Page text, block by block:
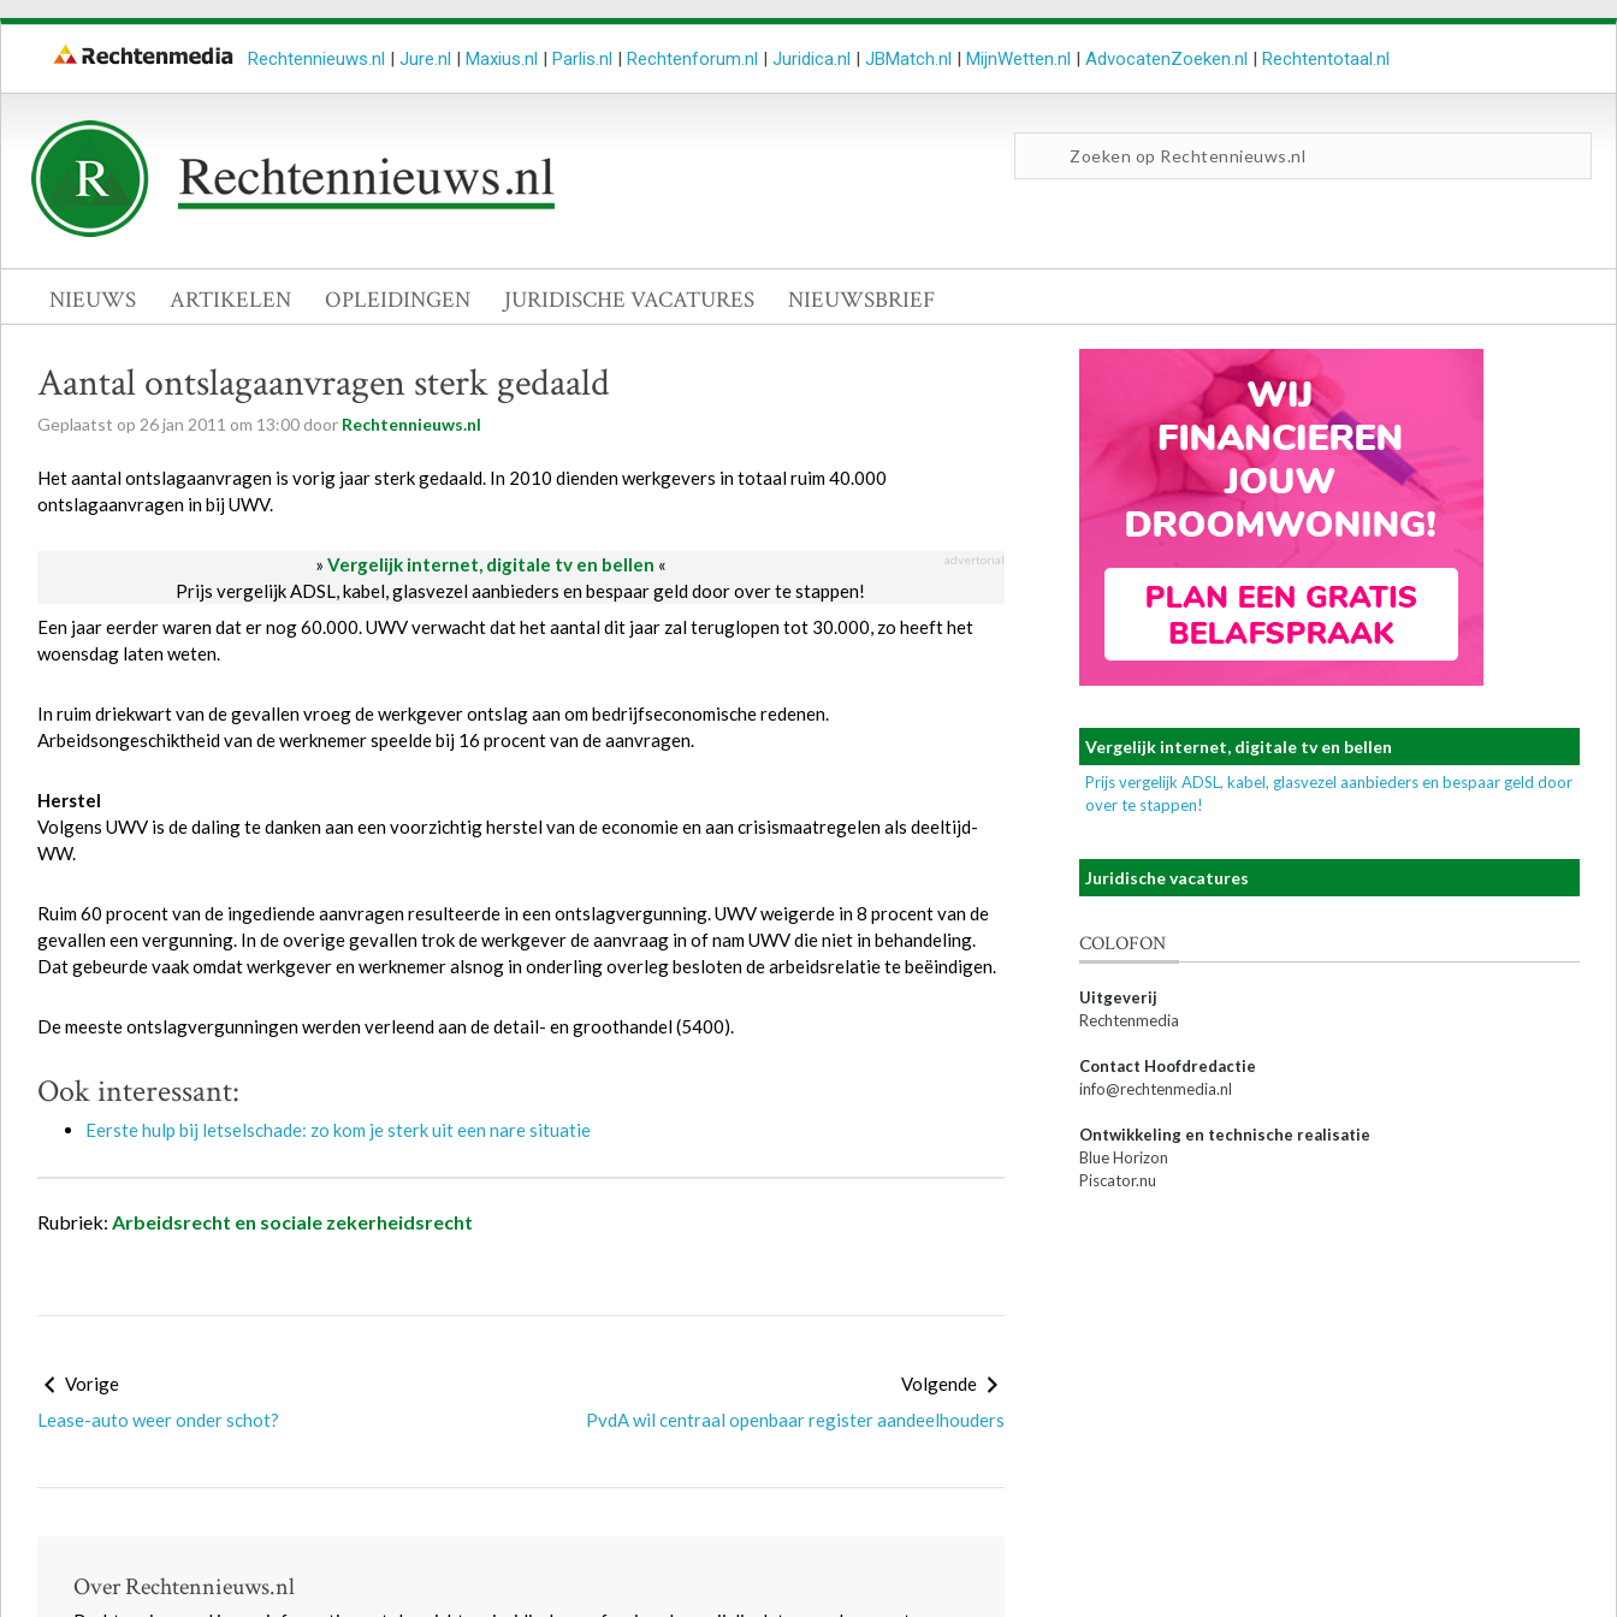
Rechtennieuws.nl | Jure.nl | Maxius.nl | Parlis.nl | Rechtenforum.nl | Juridica.nl | JBMatch.nl | MijnWetten.nl | AdvocatenZoeken.nl | Rechtentotaal.nl
NIEUWS ARTIKELEN OPLEIDINGEN JURIDISCHE VACATURES NIEUWSBRIEF
Aantal ontslagaanvragen sterk gedaald
Geplaatst op 26jan 2011 om 13:00 door Rechtennieuws.nl
Het aantal ontslagaanvragen is vorig jaar sterk gedaald. In 2010 dienden werkgevers in totaal ruim 40.000
ontslagaanvragen in bij UWV.
» Vergelijk internet, digitale tv en bellen « advertorial
Prijs vergelijk ADSL, kabel, glasvezel aanbieders en bespaar geld door over te stappen!
Een jaar eerder waren dat er nog 60.000. UWV verwacht dat het aantal dit jaar zal teruglopen tot 30.000, zo heeft het
woensdag laten weten.
In ruim driekwart van de gevallen vroeg de werkgever ontslag aan om bedrijfseconomische redenen.
Arbeidsongeschiktheid van de werknemer speelde bij 16 procent van de aanvragen.
Herstel
Volgens UWV is de daling te danken aan een voorzichtig herstel van de economie en aan crisismaatregelen als deeltijd-
WW.
Ruim 60 procent van de ingediende aanvragen resulteerde in een ontslagvergunning. UWV weigerde in 8 procent van de
gevallen een vergunning. In de overige gevallen trok de werkgever de aanvraag in of nam UWV die niet in behandeling.
Dat gebeurde vaak omdat werkgever en werknemer alsnog in onderling overleg besloten de arbeidsrelatie te beëindigen.
De meeste ontslagvergunningen werden verleend aan de detail- en groothandel (5400).
Ook interessant:
Eerste hulp bij letselschade: zo kom je sterk uit een nare situatie
Rubriek: Arbeidsrecht en sociale zekerheidsrecht
Vorige
Lease-auto weer onder schot?
Volgende
PvdA wil centraal openbaar register aandeelhouders
Over Rechtennieuws.nl
Vergelijk internet, digitale tv en bellen
Prijs vergelijk ADSL, kabel, glasvezel aanbieders en bespaar geld door
over te stappen!
Juridische vacatures
COLOFON
Uitgeverij
Rechtenmedia
Contact Hoofdredactie
info@rechtenmedia.nl
Ontwikkeling en technische realisatie
Blue Horizon
Piscator.nu